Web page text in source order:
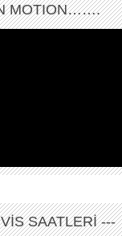
MOTION…….
SAATLERİ ---